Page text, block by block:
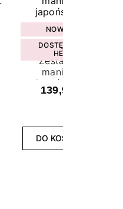
NOWOŚĆ
DOSTĘPNY W
HEBE
Zestaw do
manicure
japońskiego
139,99 zł
DO KOSZYKA